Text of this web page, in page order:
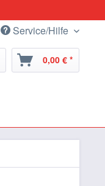
Service/Hilfe
0,00 € *